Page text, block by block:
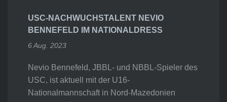
USC-NACHWUCHSTALENT NEVIO
BENNEFELD IM NATIONALDRESS
6 Aug. 2023
Nevio Bennefeld, JBBL- und NBBL-Spieler des
USC, ist aktuell mit der U16-
Nationalmannschaft in Nord-Mazedonien